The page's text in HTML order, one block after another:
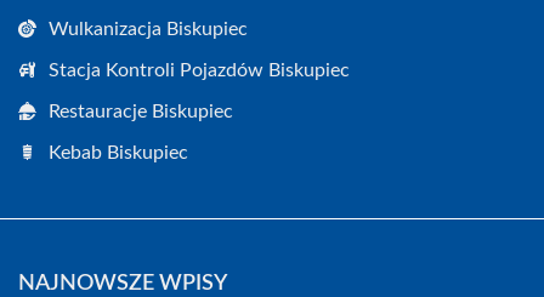
Wulkanizacja Biskupiec
Stacja Kontroli Pojazdów Biskupiec
Restauracje Biskupiec
Kebab Biskupiec
NAJNOWSZE WPISY